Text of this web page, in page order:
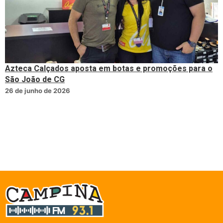
Azteca Calçados aposta em botas e promoções para o
São João de CG
26 de junho de 2026